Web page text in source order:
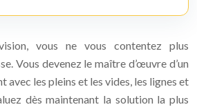
vous ne vous contentez plus
Vous devenez le maître d’œuvre d’un
avec les pleins et les vides, les lignes et
dès maintenant la solution la plus